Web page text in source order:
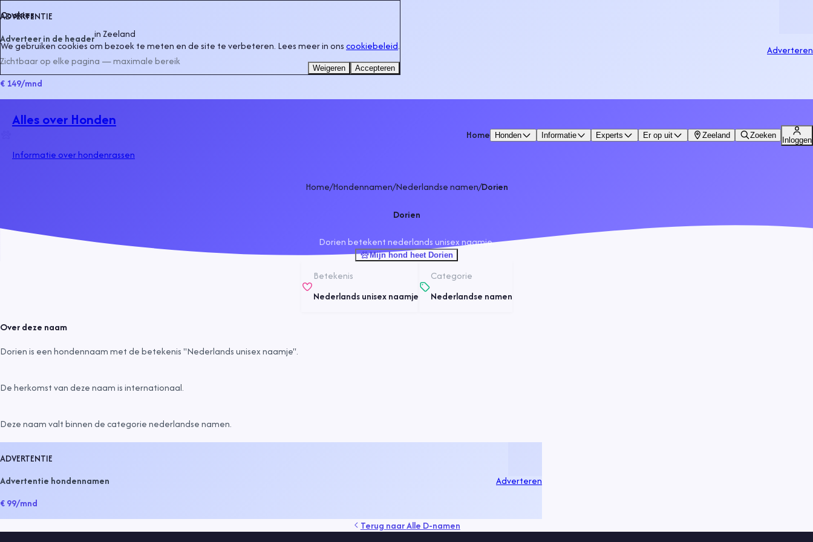
ADVERTENTIE
Adverteer in de headerinZeeland
Zichtbaar op elke pagina — maximale bereik
€ 149/mnd
Adverteren
Alles over Honden
Informatie over hondenrassen
Home Honden Informatie Experts Er op uit Zeeland Zoeken
Inloggen
Home/Hondennamen/Nederlandse namen/Dorien
Dorien
Dorien betekent nederlands unisex naamje.
Mijn hond heet Dorien
Betekenis
Nederlands unisex naamje
Categorie
Nederlandse namen
Over deze naam
Dorien is een hondennaam met de betekenis "Nederlands unisex naamje".
De herkomst van deze naam isinternationaal.
Deze naam valt binnen de categorienederlandse namen.
ADVERTENTIE
Advertentie hondennamen
€ 99/mnd
Adverteren
Terug naarAlle D-namen
Cookies
We gebruiken cookies om bezoek te meten en de site te verbeteren. Lees meer in onscookiebeleid.
Weigeren Accepteren